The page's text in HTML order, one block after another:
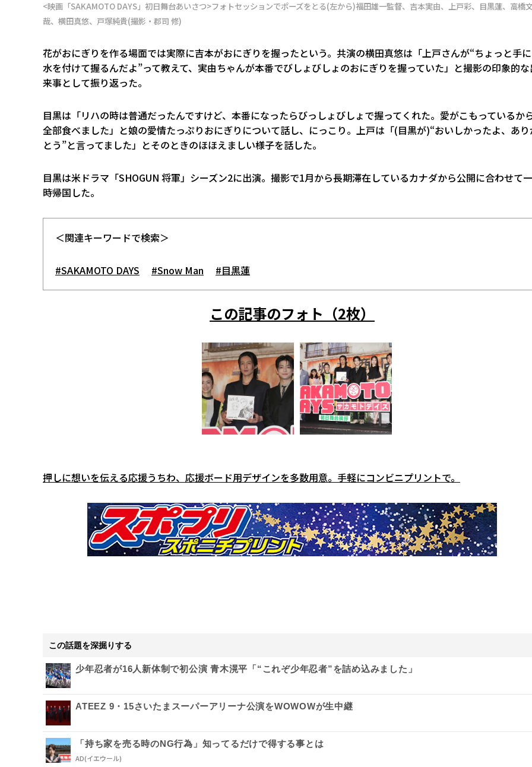
<映画「SAKAMOTO DAYS」初日舞台あいさつ>フォトセッションでポーズをとる(左から)福田雄一監督、吉本実由、上戸彩、目黒蓮、高橋
哉、横田真悠、戸塚純貴(撮影・郡司 修)
花がおにぎりを作る場面では実際に吉本がおにぎりを握ったという。共演の横田真悠は「上戸さんが“ちょっと手
水を付けて握るんだよ”って教えて、実由ちゃんが本番でびしょびしょのおにぎりを握っていた」と撮影の印象的
来事として振り返った。
目黒は「リハの時は普通だったんですけど、本番になったらびっしょびしょで握ってくれた。愛がこもっているか
全部食べました」と娘の愛情たっぷりおにぎりについて話し、にっこり。上戸は「(目黒が)“おいしかったよ、あ
とう”と言ってました」とそのときのほほえましい様子を話した。
目黒は米ドラマ「SHOGUN 将軍」シーズン2に出演。撮影で1月から長期滞在しているカナダから公開に合わせて一
時帰国した。
＜関連キーワードで検索＞
#SAKAMOTO DAYS #Snow Man #目黒蓮
この記事のフォト（2枚）
押しに想いを伝える応援うちわ、応援ボード用デザインを多数用意。手軽にコンビニプリントで。
この話題を深掘りする
少年忍者が16人新体制で初公演 青木滉平「“これぞ少年忍者”を詰め込みました」
ATEEZ 9・15さいたまスーパーアリーナ公演をWOWOWが生中継
「持ち家を売る時のNG行為」知ってるだけで得する事とは
AD(イエウール)